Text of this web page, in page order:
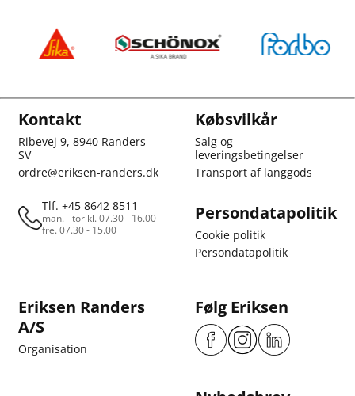
Kontakt
Ribevej 9, 8940 Randers
SV
ordre@eriksen-randers.dk
Tlf. +45 8642 8511
man. - tor kl. 07.30 - 16.00
fre. 07.30 - 15.00
Købsvilkår
Salg og
leveringsbetingelser
Transport af langgods
Persondatapolitik
Cookie politik
Persondatapolitik
Eriksen Randers
A/S
Organisation
Følg Eriksen